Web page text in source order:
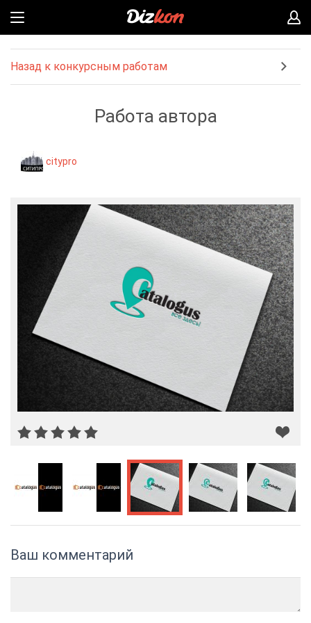
Назад к конкурсным работам
Работа автора
citypro
Ваш комментарий